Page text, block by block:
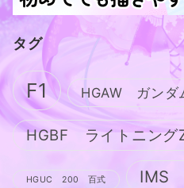
タグ
F1 HGAW ガンダ
HGBF ライトニング
HGUC 200 百式 IMS